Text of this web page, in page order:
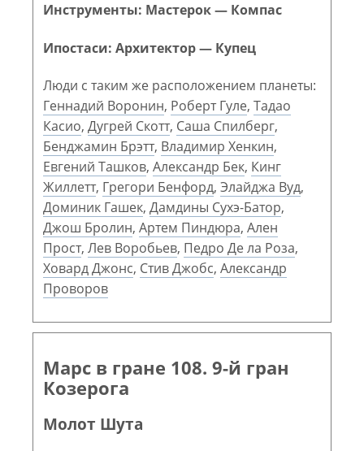
Инструменты: Мастерок — Компас
Ипостаси: Архитектор — Купец
Люди с таким же расположением планеты:
Геннадий Воронин, Роберт Гуле, Тадао
Касио, Дугрей Скотт, Саша Спилберг,
Бенджамин Брэтт, Владимир Хенкин,
Евгений Ташков, Александр Бек, Кинг
Жиллетт, Грегори Бенфорд, Элайджа Вуд,
Доминик Гашек, Дамдины Сухэ-Батор,
Джош Бролин, Артем Пиндюра, Ален
Прост, Лев Воробьев, Педро Де ла Роза,
Ховард Джонс, Стив Джобс, Александр
Проворов
Марс в гране 108. 9-й гран
Козерога
Молот Шута